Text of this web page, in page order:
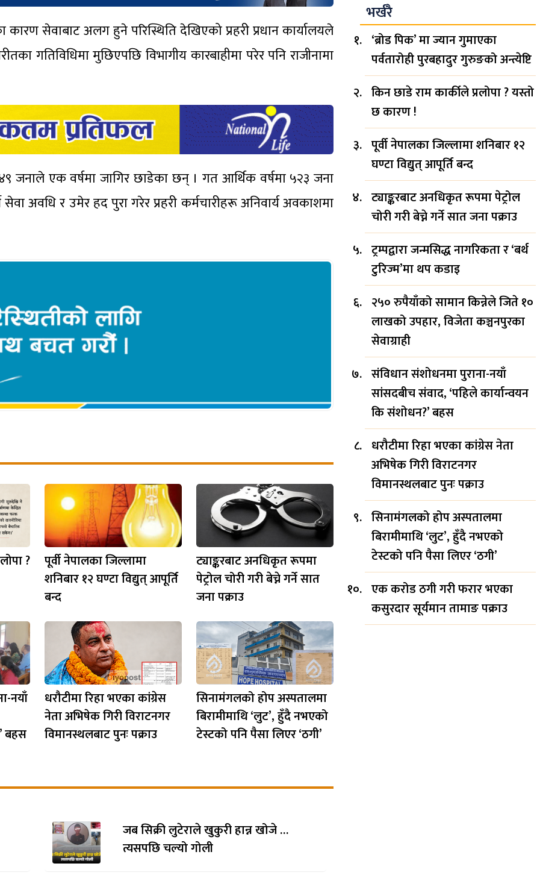
सेवाबाट अलग हुने परिस्थिति देखिएको प्रहरी प्रधान कार्यालयले
गतिविधिमा मुछिएपछि विभागीय कारबाहीमा परेर पनि राजीनामा
जनाले एक वर्षमा जागिर छाडेका छन् । गत आर्थिक वर्षमा ५२३ जना
अवधि र उमेर हद पुरा गरेर प्रहरी कर्मचारीहरू अनिवार्य अवकाशमा
?
पूर्वी नेपालका जिल्लामा
शनिबार १२ घण्टा विद्युत् आपूर्ति
बन्द
ट्याङ्करबाट अनधिकृत रूपमा
पेट्रोल चोरी गरी बेच्ने गर्ने सात
जना पक्राउ
नयाँ
बहस
धरौटीमा रिहा भएका कांग्रेस
नेता अभिषेक गिरी विराटनगर
विमानस्थलबाट पुनः पक्राउ
सिनामंगलको होप अस्पतालमा
बिरामीमाथि ‘लुट’, हुँदै नभएको
टेस्टको पनि पैसा लिएर ‘ठगी’
जब सिक्री लुटेराले खुकुरी हान्न खोजे …
त्यसपछि चल्यो गोली
भर्खरै
‘ब्रोड पिक’ मा ज्यान गुमाएका
पर्वतारोही पुरबहादुर गुरुङको अन्त्येष्टि
किन छाडे राम कार्कीले प्रलोपा ? यस्तो
छ कारण !
पूर्वी नेपालका जिल्लामा शनिबार १२
घण्टा विद्युत् आपूर्ति बन्द
ट्याङ्करबाट अनधिकृत रूपमा पेट्रोल
चोरी गरी बेच्ने गर्ने सात जना पक्राउ
ट्रम्पद्वारा जन्मसिद्ध नागरिकता र ‘बर्थ
टुरिज्म’मा थप कडाइ
२५० रुपैयाँको सामान किन्नेले जिते १०
लाखको उपहार, विजेता कञ्चनपुरका
सेवाग्राही
संविधान संशोधनमा पुराना-नयाँ
सांसदबीच संवाद, ‘पहिले कार्यान्वयन
कि संशोधन?’ बहस
धरौटीमा रिहा भएका कांग्रेस नेता
अभिषेक गिरी विराटनगर
विमानस्थलबाट पुनः पक्राउ
सिनामंगलको होप अस्पतालमा
बिरामीमाथि ‘लुट’, हुँदै नभएको
टेस्टको पनि पैसा लिएर ‘ठगी’
एक करोड ठगी गरी फरार भएका
कसुरदार सूर्यमान तामाङ पक्राउ